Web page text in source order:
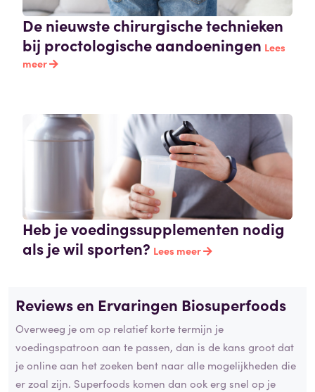
De nieuwste chirurgische technieken
bij proctologische aandoeningen Lees
meer
Heb je voedingssupplementen nodig
als je wil sporten? Lees meer
Reviews en Ervaringen Biosuperfoods
Overweeg je om op relatief korte termijn je
voedingspatroon aan te passen, dan is de kans groot dat
je online aan het zoeken bent naar alle mogelijkheden die
er zoal zijn. Superfoods komen dan ook erg snel op je